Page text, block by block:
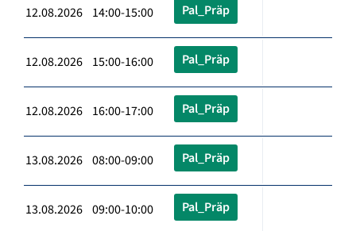
12.08.2026 14:00-15:00 Pal_Präp
12.08.2026 15:00-16:00 Pal_Präp
12.08.2026 16:00-17:00 Pal_Präp
13.08.2026 08:00-09:00 Pal_Präp
13.08.2026 09:00-10:00 Pal_Präp